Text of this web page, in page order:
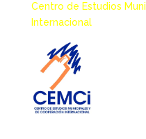
Centro de Estudios
Internacional